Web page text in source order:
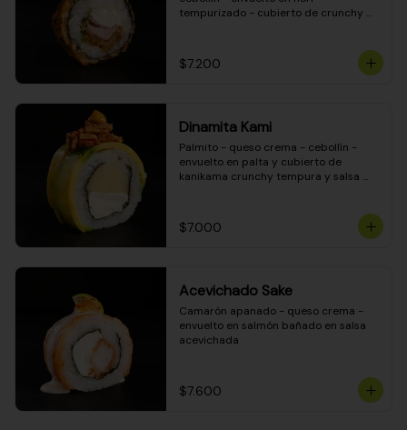
tempurizado - cubierto de crunchy
$7.200
Dinamita Kami
Palmito - queso crema - cebollín -
envuelto en palta y cubierto de
kanikama crunchy tempura y salsa
$7.000
Acevichado Sake
Camarón apanado - queso crema -
envuelto en salmón bañado en salsa
acevichada
$7.600